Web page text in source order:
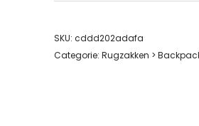
SKU: cddd202adafa
Categorie: Rugzakken >